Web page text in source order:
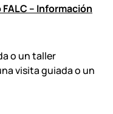
– Información
o un taller
visita guiada o un